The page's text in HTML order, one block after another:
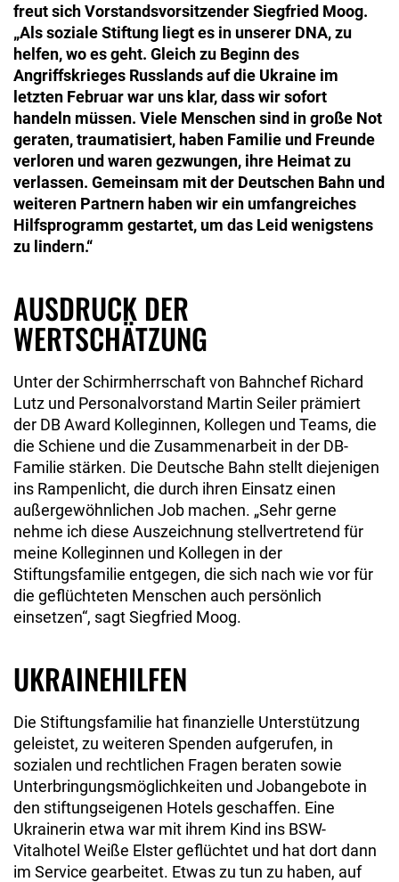
freut sich Vorstandsvorsitzender Siegfried Moog.
„Als soziale Stiftung liegt es in unserer DNA, zu
helfen, wo es geht. Gleich zu Beginn des
Angriffskrieges Russlands auf die Ukraine im
letzten Februar war uns klar, dass wir sofort
handeln müssen. Viele Menschen sind in große Not
geraten, traumatisiert, haben Familie und Freunde
verloren und waren gezwungen, ihre Heimat zu
verlassen. Gemeinsam mit der Deutschen Bahn und
weiteren Partnern haben wir ein umfangreiches
Hilfsprogramm gestartet, um das Leid wenigstens
zu lindern.“
AUSDRUCK DER
WERTSCHÄTZUNG
Unter der Schirmherrschaft von Bahnchef Richard
Lutz und Personalvorstand Martin Seiler prämiert
der DB Award Kolleginnen, Kollegen und Teams, die
die Schiene und die Zusammenarbeit in der DB-
Familie stärken. Die Deutsche Bahn stellt diejenigen
ins Rampenlicht, die durch ihren Einsatz einen
außergewöhnlichen Job machen. „Sehr gerne
nehme ich diese Auszeichnung stellvertretend für
meine Kolleginnen und Kollegen in der
Stiftungsfamilie entgegen, die sich nach wie vor für
die geflüchteten Menschen auch persönlich
einsetzen“, sagt Siegfried Moog.
UKRAINEHILFEN
Die Stiftungsfamilie hat finanzielle Unterstützung
geleistet, zu weiteren Spenden aufgerufen, in
sozialen und rechtlichen Fragen beraten sowie
Unterbringungsmöglichkeiten und Jobangebote in
den stiftungseigenen Hotels geschaffen. Eine
Ukrainerin etwa war mit ihrem Kind ins BSW-
Vitalhotel Weiße Elster geflüchtet und hat dort dann
im Service gearbeitet. Etwas zu tun zu haben, auf